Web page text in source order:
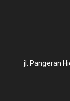
jl. Pangeran